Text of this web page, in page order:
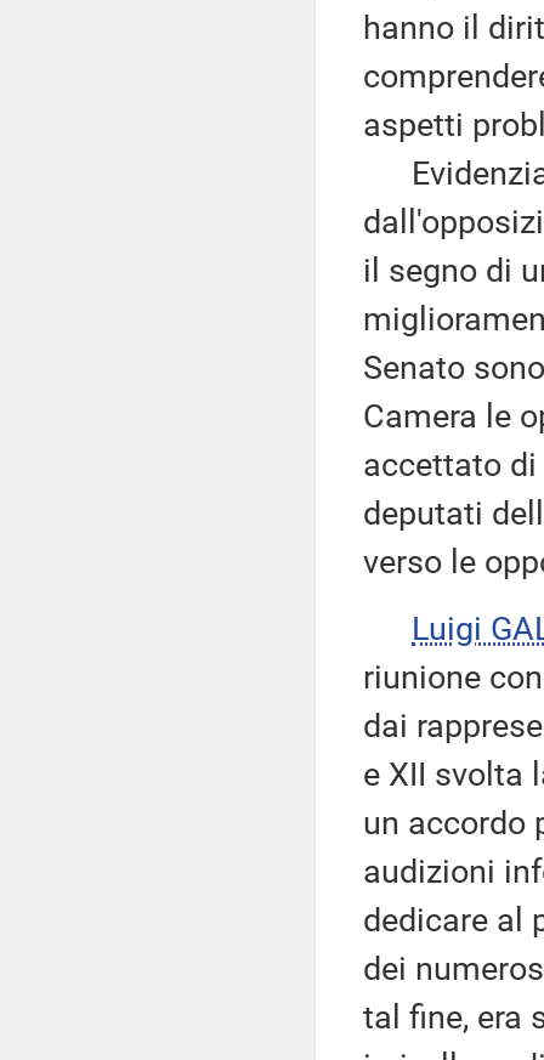
hanno il
aspetti
Evidenzia
il segno di
Senato
Camera le
accettato
deputati
verso le
Luigi
riunione
dai
e XII svolta
un accordo
audizioni
dedicare al
dei
tal fine, era